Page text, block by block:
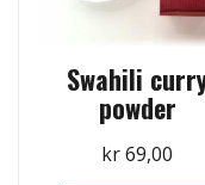
Swahili
powder
kr69,00